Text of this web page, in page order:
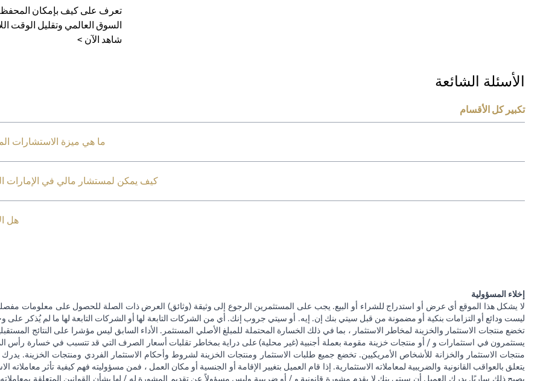
تعرف على كيف بإمكان
السوق العالمي وتقليل الوقت
شاهد الآن >
الأسئلة الشائعة
تكبير كل الأقسام
ما هي ميزة الاستشارات
كيف يمكن لمستشار مالي في الإمارات
هل
إخلاء المسؤولية
لا يشكل هذا الموقع أي عرض أو استدراج للشراء أو البيع. يجب على المستثمرين الرجوع إلى وثيقة (وثائق) العرض ذات الصلة للحصول على معلومات مفصلة
ليست ودائع أو التزامات بنكية أو مضمونة من قبل سيتي بنك إن. إيه. أو سيتي جروب إنك. أي من الشركات التابعة لها أو الشركات التابعة لها ما لم يُذكر على
تخضع منتجات الاستثمار والخزينة لمخاطر الاستثمار ، بما في ذلك الخسارة المحتملة للمبلغ الأصلي المستثمر. الأداء السابق ليس مؤشرا على النتائج
يستثمرون في استثمارات و / أو منتجات خزينة مقومة بعملة أجنبية (غير محلية) على دراية بمخاطر تقلبات أسعار الصرف التي قد تتسبب في خسارة رأس المال
منتجات الاستثمار والخزانة للأشخاص الأمريكيين. تخضع جميع طلبات الاستثمار ومنتجات الخزينة لشروط وأحكام الاستثمار الفردي ومنتجات الخزينة.
يتعلق بالعواقب القانونية والضريبية لمعاملاته الاستثمارية. إذا قام العميل بتغيير الإقامة أو الجنسية أو مكان العمل ، فمن مسؤوليته فهم كيفية تأثر معاملاته
يصبح ذلك ساريًا. يدرك العميل أن سيتي بنك لا يقدم مشورة قانونية و / أو ضريبية وليس مسؤولاً عن تقديم المشورة له / لها بشأن القوانين المتعلقة